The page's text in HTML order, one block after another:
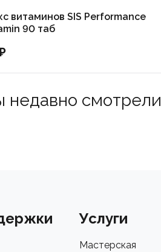
витаминов SIS Performance
90 таб
недавно смотрели
Услуги
Мастерская